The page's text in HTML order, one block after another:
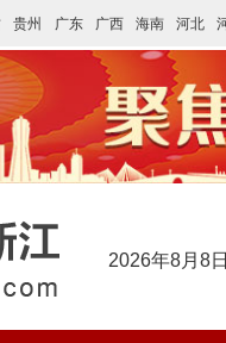
贵州 广东 广西 海南 河北
2026年8月8